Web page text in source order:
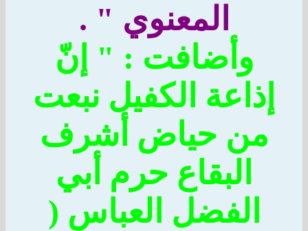
المعنوي " .
وأضافت : " إنّ
الكفيل نبعت
حياض أشرف
البقاع حرم أبي
الفضل العباس (